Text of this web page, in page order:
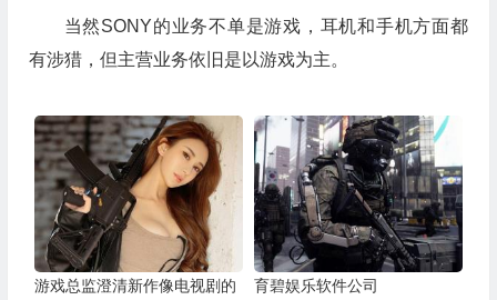
当然SONY的业务不单是游戏，耳机和手机方面都
有涉猎，但主营业务依旧是以游戏为主。
游戏总监澄清新作像电视剧的
育碧娱乐软件公司